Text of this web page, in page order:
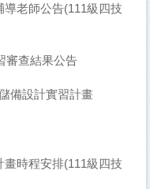
導老師公告(111級四技
審查結果公告
備設計實習計畫
畫時程安排(111級四技